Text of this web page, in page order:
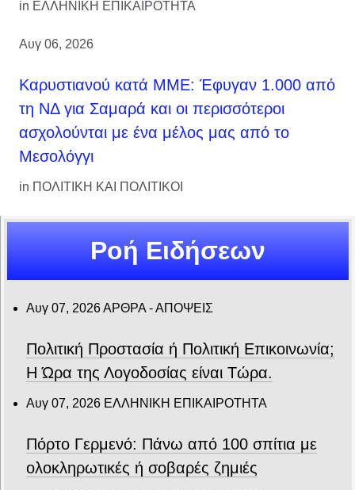
in ΕΛΛΗΝΙΚΗ ΕΠΙΚΑΙΡΟΤΗΤΑ
Αυγ 06, 2026
Καρυστιανού κατά ΜΜΕ: Έφυγαν 1.000 από
τη ΝΔ για Σαμαρά και οι περισσότεροι
ασχολούνται με ένα μέλος μας από το
Μεσολόγγι
in ΠΟΛΙΤΙΚΗ ΚΑΙ ΠΟΛΙΤΙΚΟΙ
Ροή Ειδήσεων
Αυγ 07, 2026ΑΡΘΡΑ - ΑΠΟΨΕΙΣ
Πολιτική Προστασία ή Πολιτική Επικοινωνία;
Η Ώρα της Λογοδοσίας είναι Τώρα.
Αυγ 07, 2026 ΕΛΛΗΝΙΚΗ ΕΠΙΚΑΙΡΟΤΗΤΑ
Πόρτο Γερμενό: Πάνω από 100 σπίτια με
ολοκληρωτικές ή σοβαρές ζημιές